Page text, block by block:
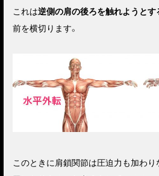
これは逆側の肩の後ろを触れようとす
前を横切ります。
このときに肩鎖関節は圧迫力も加わり